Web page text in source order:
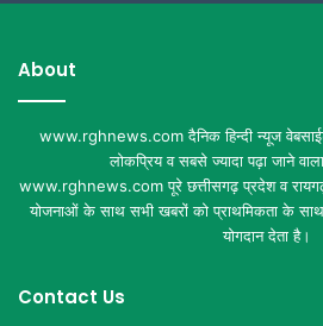
About
www.rghnews.com दैनिक हिन्दी न्यूज
लोकप्रिय व सबसे ज्यादा पढ़ा जाने
www.rghnews.com पूरे छत्तीसगढ़ प्रदेश व
योजनाओं के साथ सभी खबरों को प्राथमिकता के साथ
योगदान देता है।
Contact Us